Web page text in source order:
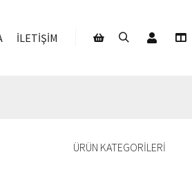
İLETIŞIM Hesabım
ÜRÜN KATEGORILERI